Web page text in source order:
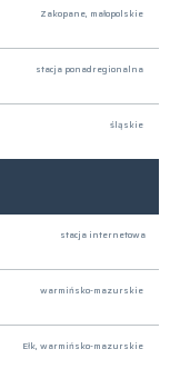
Zakopane, małopolskie
stacja ponadregionalna
śląskie
stacja internetowa
warmińsko-mazurskie
Ełk, warmińsko-mazurskie